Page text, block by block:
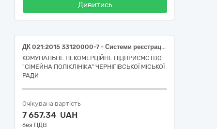
Дивитись
ДК 021:2015 33120000-7 - Системи реєстрації медичної інформації та дослідне обладнання (Набір для визначення глікованого гемоглобіну (HbAlc) (імунофлуоресцентний метод) (НК 024:2023- 62206 - Система моніторингу глікозильованого гемоглобіну (HbA1c) для використання біля пацієнта IVD (діагностика in vitro); НК 031:2024- W0102160102 - ГЛІКОЗИЛЬОВАНИЙ/ГЛІКОВАНИЙ ГЕМОГЛОБІН (ІХ), ШВИДКІ ТЕСТИ І ТЕСТИ НА МІСЦІ))
КОМУНАЛЬНЕ НЕКОМЕРЦІЙНЕ ПІДПРИЄМСТВО
"СІМЕЙНА ПОЛІКЛІНІКА" ЧЕРНІГІВСЬКОЇ МІСЬКОЇ
РАДИ
Очікувана вартість
7 657,34 UAH
без ПДВ